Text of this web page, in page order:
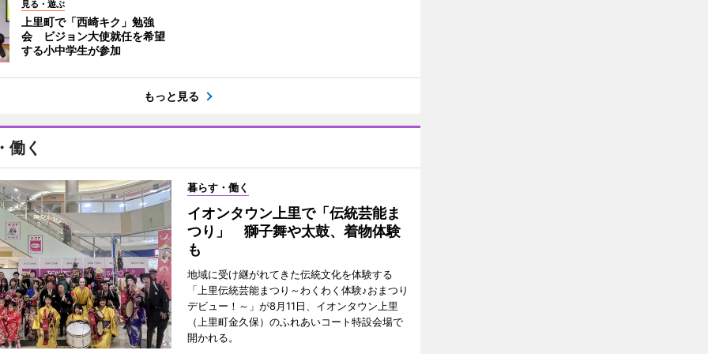
見る・遊ぶ
上里町で「西崎キク」勉強
会 ビジョン大使就任を希望
する小中学生が参加
もっと見る
働く
暮らす・働く
イオンタウン上里で「伝統芸能ま
つり」 獅子舞や太鼓、着物体験
も
地域に受け継がれてきた伝統文化を体験する
「上里伝統芸能まつり～わくわく体験♪おまつり
デビュー！～」が8月11日、イオンタウン上里
（上里町金久保）のふれあいコート特設会場で
開かれる。